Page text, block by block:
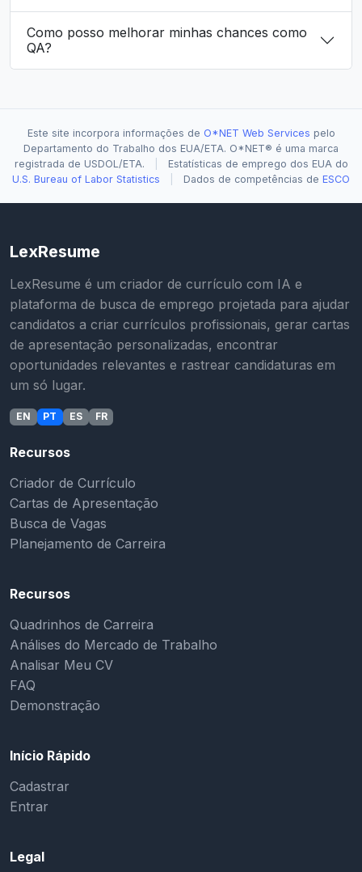
Como posso melhorar minhas chances como
QA?
Este site incorpora informações de O*NET Web Services pelo
Departamento do Trabalho dos EUA/ETA. O*NET® é uma marca
registrada de USDOL/ETA.
Estatísticas de emprego dos EUA do
U.S. Bureau of Labor Statistics
Dados de competências de ESCO
LexResume
LexResume é um criador de currículo com IA e
plataforma de busca de emprego projetada para ajudar
candidatos a criar currículos profissionais, gerar cartas
de apresentação personalizadas, encontrar
oportunidades relevantes e rastrear candidaturas em
um só lugar.
EN PT ES FR
Recursos
Criador de Currículo
Cartas de Apresentação
Busca de Vagas
Planejamento de Carreira
Recursos
Quadrinhos de Carreira
Análises do Mercado de Trabalho
Analisar Meu CV
FAQ
Demonstração
Início Rápido
Cadastrar
Entrar
Legal